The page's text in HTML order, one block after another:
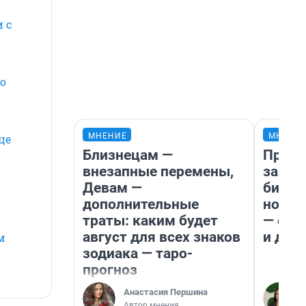
с
МНЕНИЕ
Близнецам —
внезапные перемены,
Девам —
дополнительные
траты: каким будет
август для всех знаков
зодиака — таро-
прогноз
Анастасия Першина
— он
и